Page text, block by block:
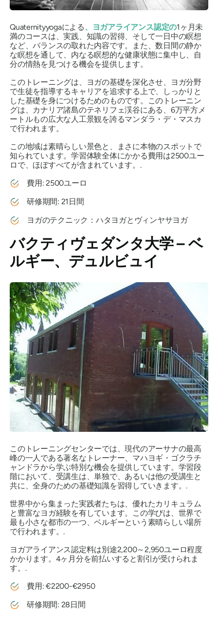
Quaternityyogaによる、ヨガアライアンス認定の1ヶ月未
満のコースは、実践、知識の習得、そして一日中の瞑想
など、バランスの取れた内容です。また、数日間の静か
な瞑想を通して、内なる瞑想的な健康状態に集中し、自
分の情熱を見つける機会を提供します。
このトレーニングは、ヨガの基礎を深化させ、ヨガ分野
で生徒を指導するキャリアを追求する上で、しっかりと
した基礎を身につけるためのものです。このトレーニン
グは、カナリア諸島のテネリフェ渓谷にある、6万平方メ
ートルもの広大な人工景観を誇るマンダラ・デ・マスカ
で行われます。
この地域は素晴らしい景色と、まさに本物のスポットで
知られています。学習体験全体にかかる費用は2500ユー
ロで、ほぼすべてが含まれています。.
費用: 2500ユーロ
研修期間: 21日間
ヨガのテクニック：ハタヨガとヴィンヤサヨガ
バクティヴェダンタ大学 – ベ
ルギー、デュルビュイ
このトレーニングセンターでは、現代のアーサナの最高
峰の一人である著名なトレーナー、マハヨギ・ゴクラチ
ャンドラから学ぶ特別な機会を提供しています。学習段
階において、受講生は、単独で、あるいは他の受講生と
共に、全身のための基礎知識を習得していきます。.
世界中から集まった実践者たちは、優れたカリキュラム
と豊富なヨガ経験を有しています。この学びは、世界で
最も小さな都市の一つ、ベルギーという素晴らしい場所
で行われます。.
ヨガアライアンス認定料は別途2,200～2,950ユーロ程度
かかります。4ヶ月分を前払いすると割引が受けられま
す。.
費用: €2200-€2950
研修期間: 28日間